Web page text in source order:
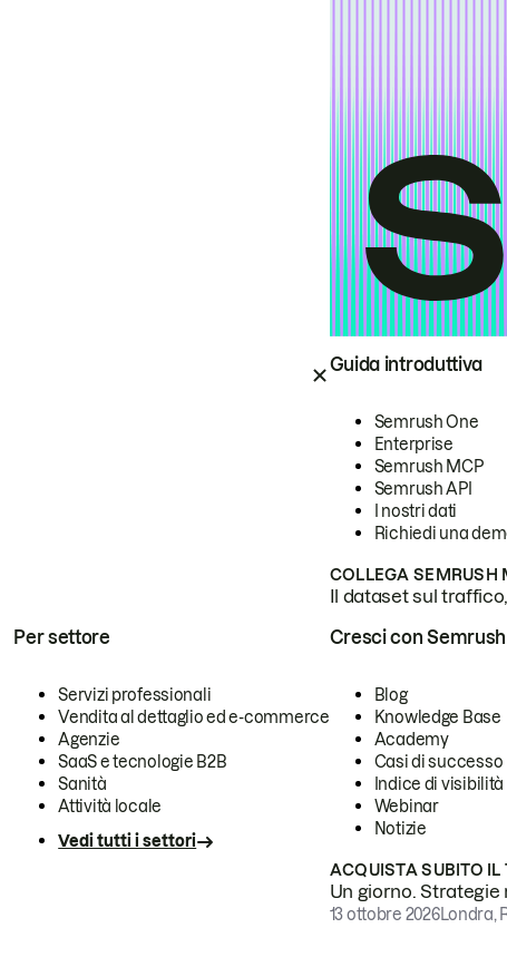
Guida introduttiva
Semrush One
Enterprise
Semrush MCP
Semrush API
I nostri dati
Richiedi una
COLLEGA SEMRUSH
Il dataset sul
Per settore
Servizi professionali
Vendita al dettaglio ed e-commerce
Agenzie
SaaS e tecnologie B2B
Sanità
Attività locale
Vedi tutti i settori
Cresci con Semrush
Blog
Knowledge Base
Academy
Casi di successo
Indice di visibilità
Webinar
Notizie
ACQUISTA SUBITO IL
Un giorno.
13 ottobre 2026Londra,